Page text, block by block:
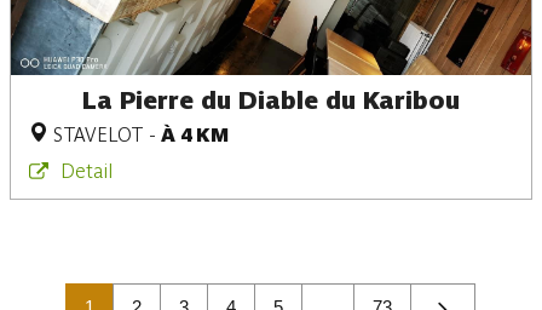
La Pierre du Diable du Karibou
STAVELOT - À 4 KM
Detail